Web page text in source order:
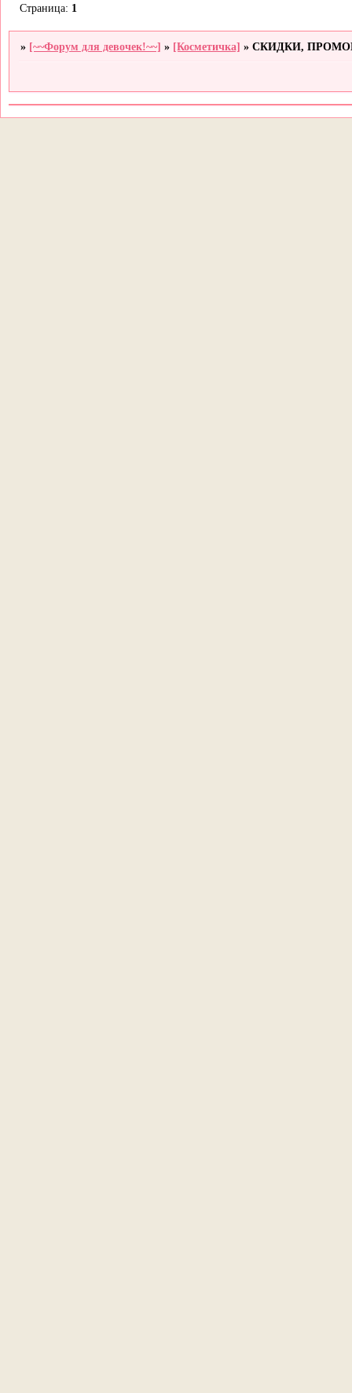
Страница: 1
» [~~Форум для девочек!~~] » [Косметичка] »СКИДКИ,